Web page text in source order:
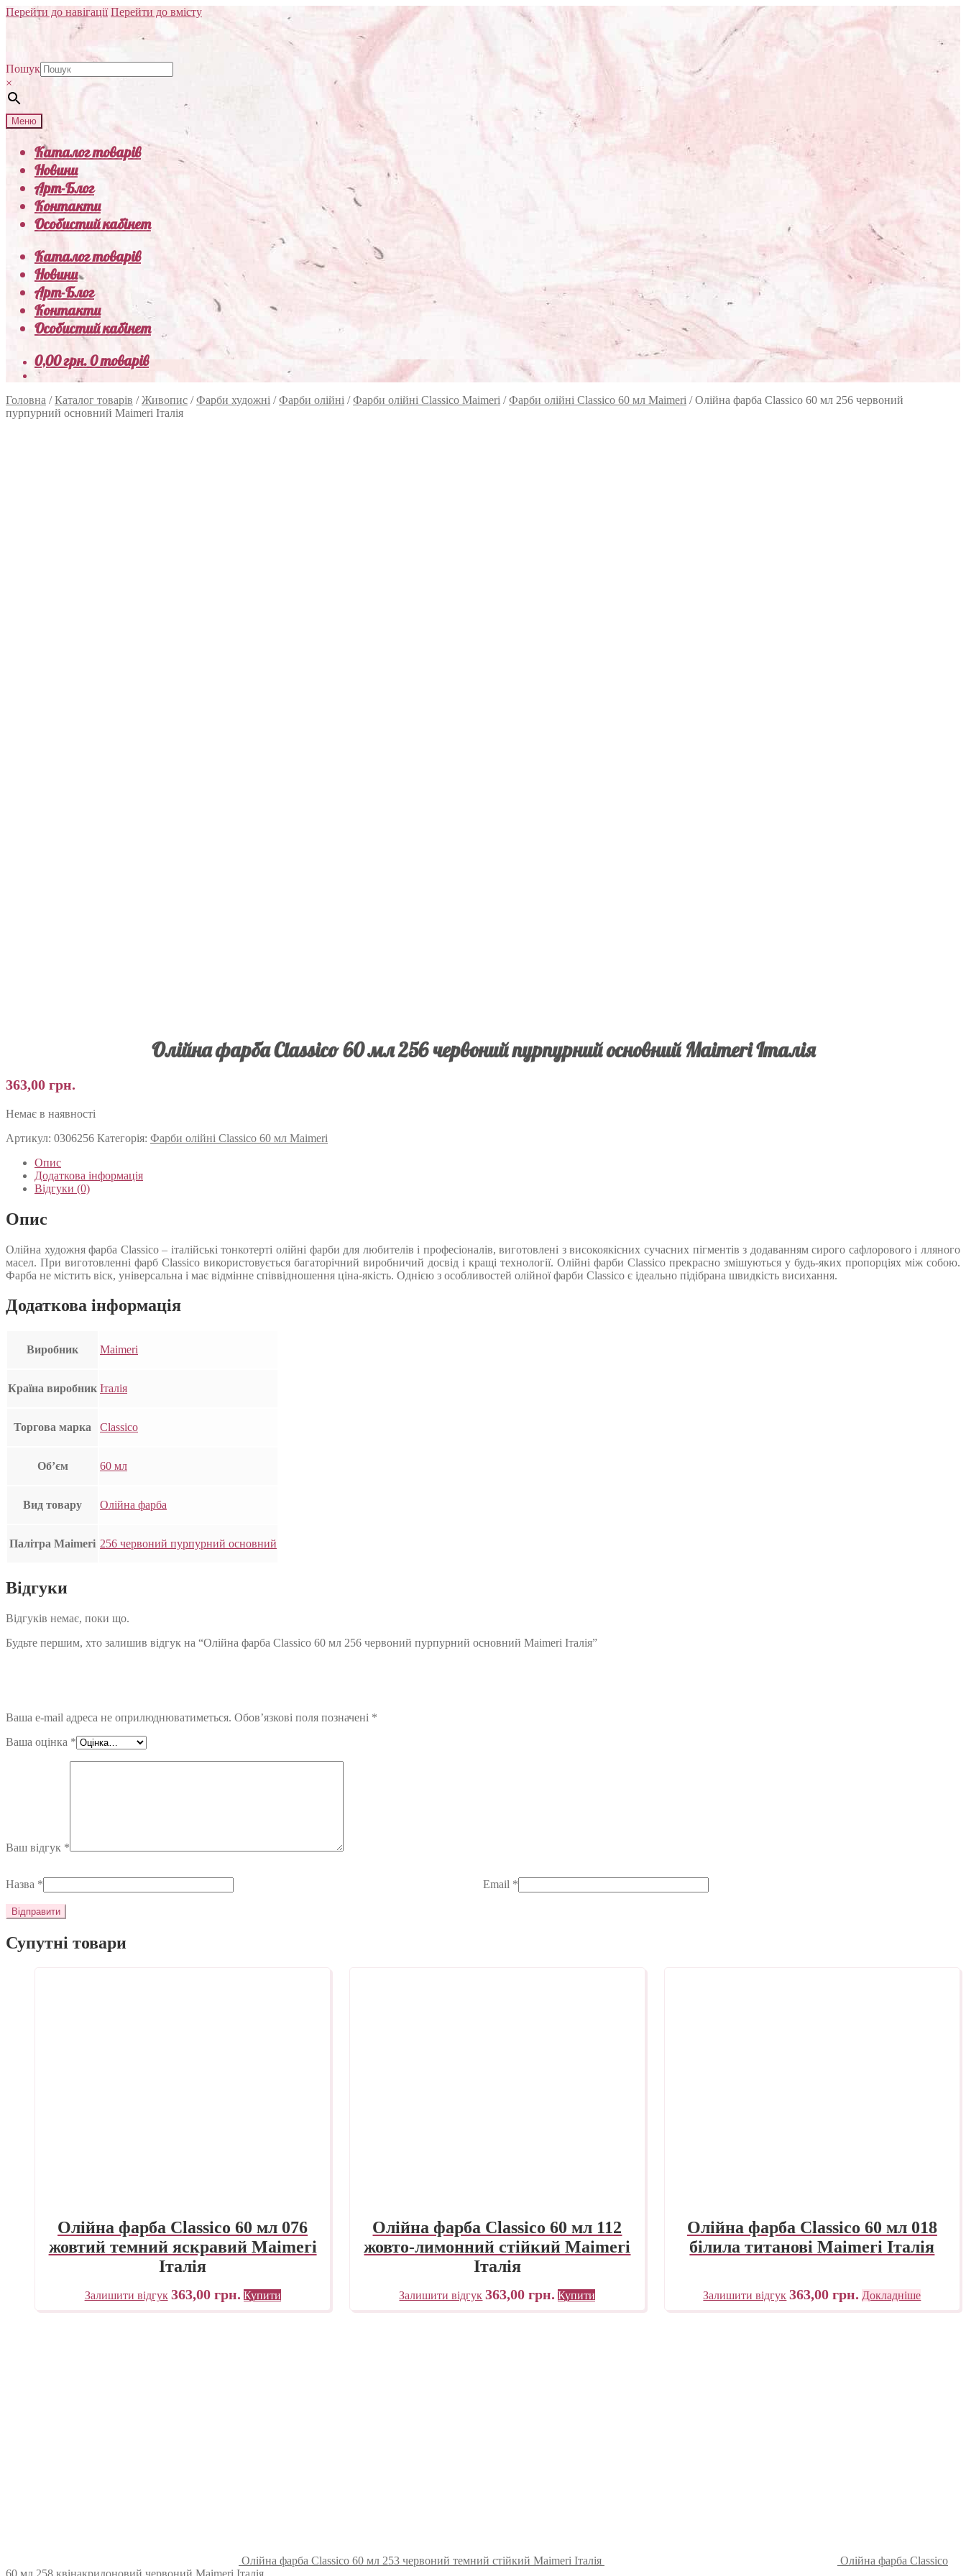
Перейти до навігації Перейти до вмісту
Пошук
×
Меню
Каталог товарів
Новини
Арт-Блог
Контакти
Особистий кабінет
Каталог товарів
Новини
Арт-Блог
Контакти
Особистий кабінет
0,00грн.0 товарів
Головна /Каталог товарів /Живопис /Фарби художні /Фарби олійні /Фарби олійні Classico Maimeri /Фарби олійні Classico 60 мл Maimeri /Олійна фарба Classico 60 мл 256 червоний
пурпурний основний Maimeri Італія
Олійна фарба Classico 60 мл 256 червоний пурпурний основний Maimeri Італія
363,00 грн.
Немає в наявності
Артикул: 0306256 Категорія: Фарби олійні Classico 60 мл Maimeri
Опис
Додаткова інформація
Відгуки (0)
Опис
Олійна художня фарба Classico – італійські тонкотерті олійні фарби для любителів і професіоналів, виготовлені з високоякісних сучасних пігментів з додаванням сирого сафлорового і лляного
масел. При виготовленні фарб Classico використовується багаторічний виробничий досвід і кращі технології. Олійні фарби Classico прекрасно змішуються у будь-яких пропорціях між собою.
Фарба не містить віск, універсальна і має відмінне співвідношення ціна-якість. Однією з особливостей олійної фарби Classico є ідеально підібрана швидкість висихання.
Додаткова інформація
Виробник Maimeri
Країна виробник Італія
Торгова марка Classico
Об’єм 60 мл
Вид товару Олійна фарба
Палітра Maimeri 256 червоний пурпурний основний
Відгуки
Відгуків немає, поки що.
Будьте першим, хто залишив відгук на “Олійна фарба Classico 60 мл 256 червоний пурпурний основний Maimeri Італія”
Ваша e-mail адреса не оприлюднюватиметься. Обов’язкові поля позначені *
Ваша оцінка *
Ваш відгук *
Назва * Email *
Супутні товари
Олійна фарба Classico 60 мл 076
жовтий темний яскравий Maimeri
Італія
Залишити відгук 363,00 грн. Купити
Олійна фарба Classico 60 мл 112
жовто-лимонний стійкий Maimeri
Італія
Залишити відгук 363,00грн. Купити
Олійна фарба Classico 60 мл 018
білила титанові Maimeri Італія
Залишити відгук 363,00грн. Докладніше
Олійна фарба Classico 60 мл 253 червоний темний стійкий Maimeri Італія
Олійна фарба Classico
60 мл 258 квінакридоновий червоний Maimeri Італія